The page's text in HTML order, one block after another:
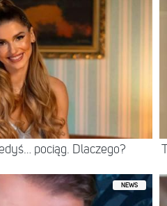
pociąg. Dlaczego?
NEWS